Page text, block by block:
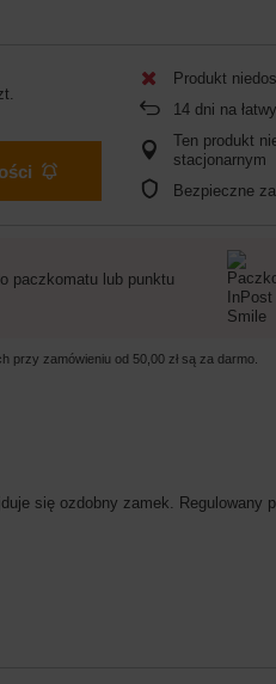
Produkt
14 dni na
Ten produkt
stacjonarnym
Bezpieczne
paczkomatu lub punktu
przy zamówieniu od 50,00 zł są za darmo.
się ozdobny zamek. Regulowany